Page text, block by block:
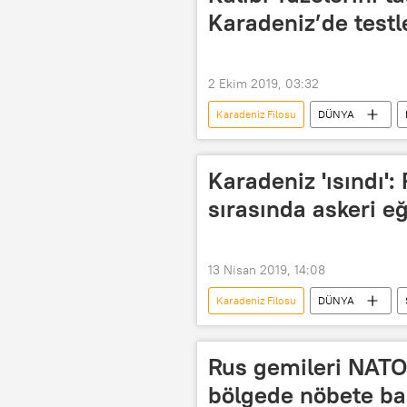
Karadeniz’de
2 Ekim 2019, 03:32
Karadeniz Filosu DÜNYA
Aleksey Rulev
Buyan-M
Karadeniz
sırasında askeri
13 Nisan 2019, 14:08
Karadeniz Filosu DÜNYA
Karadeniz
NATO
Rus gemileri
bölgede nöbete